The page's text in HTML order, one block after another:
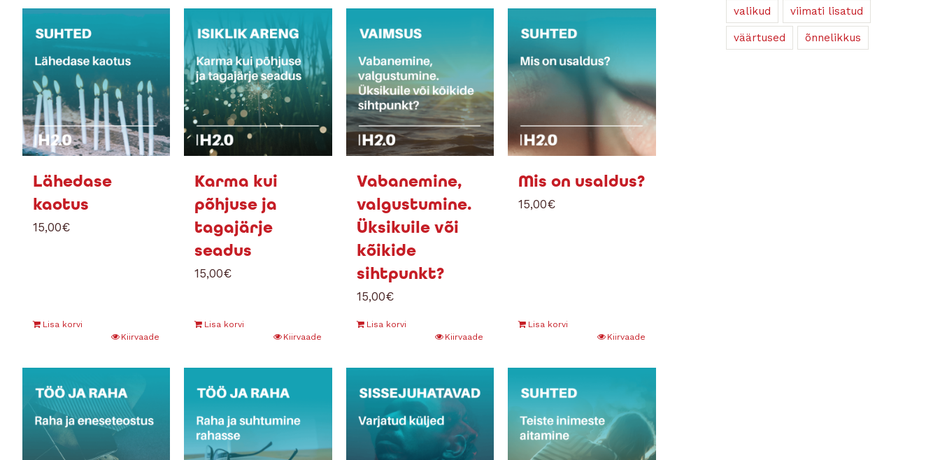
Lähedase
kaotus
15,00€
Lisa korvi
Kiirvaade
Karma kui
põhjuse ja
tagajärje
seadus
15,00€
Lisa korvi
Kiirvaade
Vabanemine,
valgustumine.
Üksikuile või
kõikide
sihtpunkt?
15,00€
Lisa korvi
Kiirvaade
Mis on usaldus?
15,00€
Lisa korvi
Kiirvaade
valikud viimati lisatud
väärtused õnnelikkus